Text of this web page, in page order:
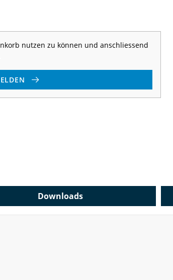
nutzen zu können und anschliessend
Downloads